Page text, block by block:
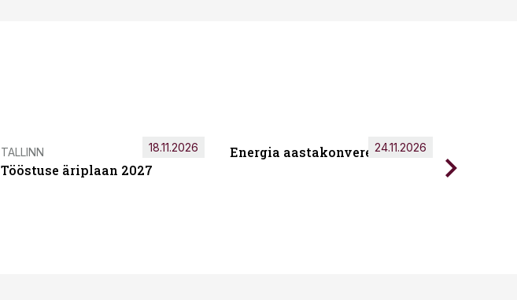
TALLINN
Tööstuse äriplaan 2027
18.11.2026 Energia aastakonverents 2026
24.11.2026